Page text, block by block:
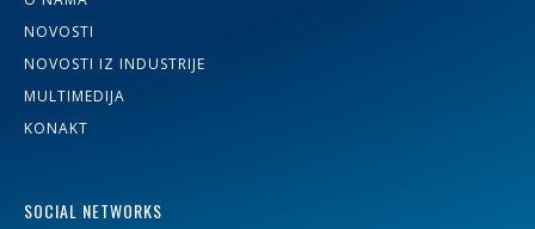
NOVOSTI
NOVOSTI IZ INDUSTRIJE
MULTIMEDIJA
KONAKT
SOCIAL NETWORKS